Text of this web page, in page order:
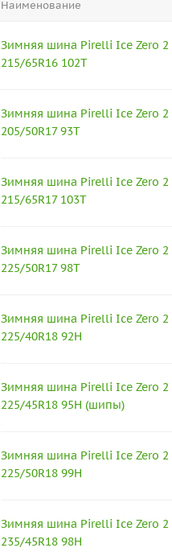
Наименование
Зимняя шина Pirelli Ice Zero 2
215/65R16 102T
Зимняя шина Pirelli Ice Zero 2
205/50R17 93T
Зимняя шина Pirelli Ice Zero 2
215/65R17 103T
Зимняя шина Pirelli Ice Zero 2
225/50R17 98T
Зимняя шина Pirelli Ice Zero 2
225/40R18 92H
Зимняя шина Pirelli Ice Zero 2
225/45R18 95H (шипы)
Зимняя шина Pirelli Ice Zero 2
225/50R18 99H
Зимняя шина Pirelli Ice Zero 2
235/45R18 98H